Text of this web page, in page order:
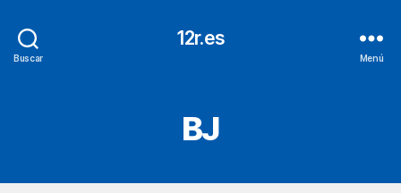
Buscar
12r.es
Menú
BJ